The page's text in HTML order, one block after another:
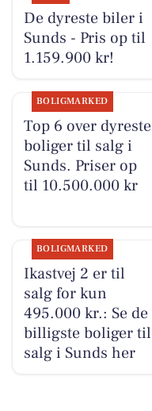
De dyreste biler i
Sunds - Pris op til
1.159.900 kr!
BOLIGMARKED
Top 6 over dyreste
boliger til salg i
Sunds. Priser op
til 10.500.000 kr
BOLIGMARKED
Ikastvej 2 er til
salg for kun
495.000 kr.: Se de
billigste boliger til
salg i Sunds her